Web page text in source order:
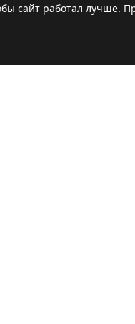
сайт работал лучше.